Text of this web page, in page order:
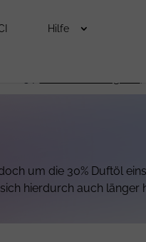
Hilfe
34.
um die 30% Duftöl
hierdurch auch länger